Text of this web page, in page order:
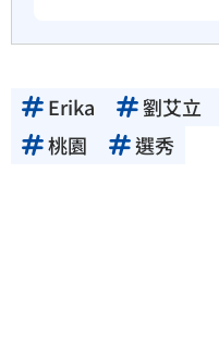
Erika 劉艾立
桃園
選秀